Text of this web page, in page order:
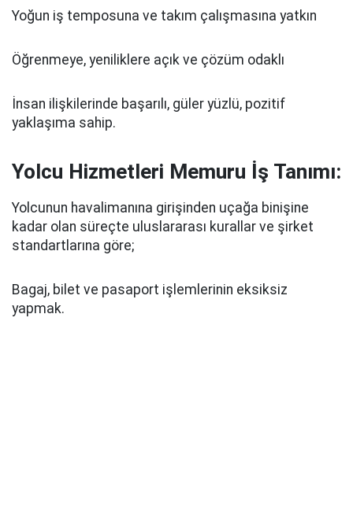
Yoğun iş temposuna ve takım çalışmasına yatkın
Öğrenmeye, yeniliklere açık ve çözüm odaklı
İnsan ilişkilerinde başarılı, güler yüzlü, pozitif
yaklaşıma sahip.
Yolcu Hizmetleri Memuru İş Tanımı:
Yolcunun havalimanına girişinden uçağa binişine
kadar olan süreçte uluslararası kurallar ve şirket
standartlarına göre;
Bagaj, bilet ve pasaport işlemlerinin eksiksiz
yapmak.